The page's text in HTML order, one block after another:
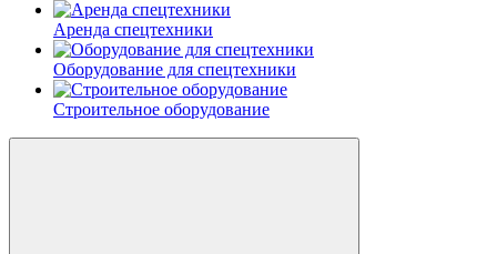
Аренда спецтехники
Оборудование для спецтехники
Строительное оборудование